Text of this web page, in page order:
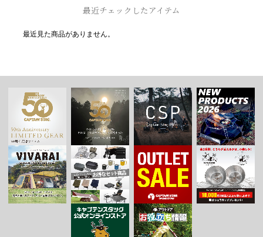
最近チェックしたアイテム
最近見た商品がありません。